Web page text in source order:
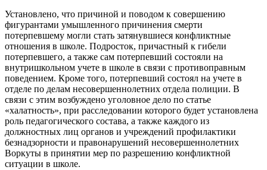
Установлено, что причиной и поводом к совершению
фигурантами умышленного причинения смерти
потерпевшему могли стать затянувшиеся конфликтные
отношения в школе. Подросток, причастный к гибели
потерпевшего, а также сам потерпевший состояли на
внутришкольном учете в школе в связи с противоправным
поведением. Кроме того, потерпевший состоял на учете в
отделе по делам несовершеннолетних отдела полиции. В
связи с этим возбуждено уголовное дело по статье
«халатность», при расследовании которого будет установлена
роль педагогического состава, а также каждого из
должностных лиц органов и учреждений профилактики
безнадзорности и правонарушений несовершеннолетних
Воркуты в принятии мер по разрешению конфликтной
ситуации в школе.